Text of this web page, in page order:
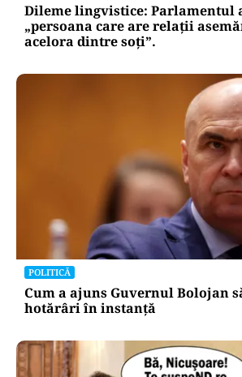
Dileme lingvistice: Parlamentul
„persoana care are relații
acelora dintre soți”.
POLITICĂ
Cum a ajuns Guvernul Bolojan
hotărâri în instanță